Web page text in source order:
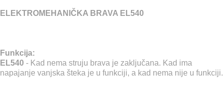
ELEKTROMEHANIČKA BRAVA EL540
Funkcija:
EL540 - Kad nema struju brava je zaključana. Kad ima
napajanje vanjska šteka je u funkciji, a kad nema nije u funkciji.